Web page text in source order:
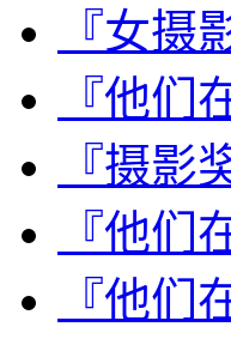
『女摄
『他们
『摄影
『他们
『他们